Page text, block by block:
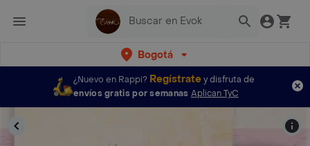
Bogotá
¿Nuevo en Rappi? Regístratey disfruta de
envíos gratis por semanas Aplican TyC